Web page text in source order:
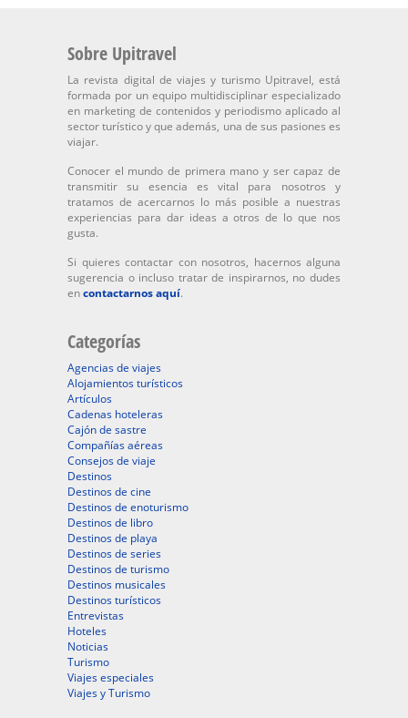
Sobre Upitravel
La revista digital de viajes y turismo Upitravel, está
formada por un equipo multidisciplinar especializado
en marketing de contenidos y periodismo aplicado al
sector turístico y que además, una de sus pasiones es
viajar.
Conocer el mundo de primera mano y ser capaz de
transmitir su esencia es vital para nosotros y
tratamos de acercarnos lo más posible a nuestras
experiencias para dar ideas a otros de lo que nos
gusta.
Si quieres contactar con nosotros, hacernos alguna
sugerencia o incluso tratar de inspirarnos, no dudes
encontactarnos aquí.
Categorías
Agencias de viajes
Alojamientos turísticos
Artículos
Cadenas hoteleras
Cajón de sastre
Compañías aéreas
Consejos de viaje
Destinos
Destinos de cine
Destinos de enoturismo
Destinos de libro
Destinos de playa
Destinos de series
Destinos de turismo
Destinos musicales
Destinos turísticos
Entrevistas
Hoteles
Noticias
Turismo
Viajes especiales
Viajes y Turismo